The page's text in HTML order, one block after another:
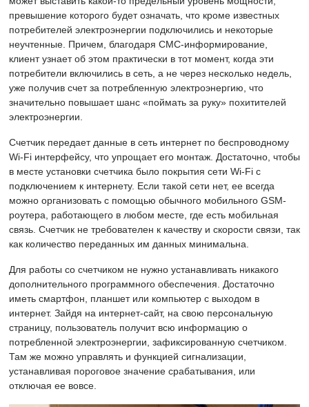
превышение которого будет означать, что кроме известных
потребителей электроэнергии подключились и некоторые
неучтенные. Причем, благодаря СМС-информирование,
клиент узнает об этом практически в тот момент, когда эти
потребители включились в сеть, а не через несколько недель,
уже получив счет за потребленную электроэнергию, что
значительно повышает шанс «поймать за руку» похитителей
электроэнергии.
Счетчик передает данные в сеть интернет по беспроводному
Wi-Fi интерфейсу, что упрощает его монтаж. Достаточно, чтобы
в месте установки счетчика было покрытия сети Wi-Fi с
подключением к интернету. Если такой сети нет, ее всегда
можно организовать с помощью обычного мобильного GSM-
роутера, работающего в любом месте, где есть мобильная
связь. Счетчик не требователен к качеству и скорости связи, так
как количество переданных им данных минимальна.
Для работы со счетчиком не нужно устанавливать никакого
дополнительного программного обеспечения. Достаточно
иметь смартфон, планшет или компьютер с выходом в
интернет. Зайдя на интернет-сайт, на свою персональную
страницу, пользователь получит всю информацию о
потребленной электроэнергии, зафиксированную счетчиком.
Там же можно управлять и функцией сигнализации,
устанавливая пороговое значение срабатывания, или
отключая ее вовсе.